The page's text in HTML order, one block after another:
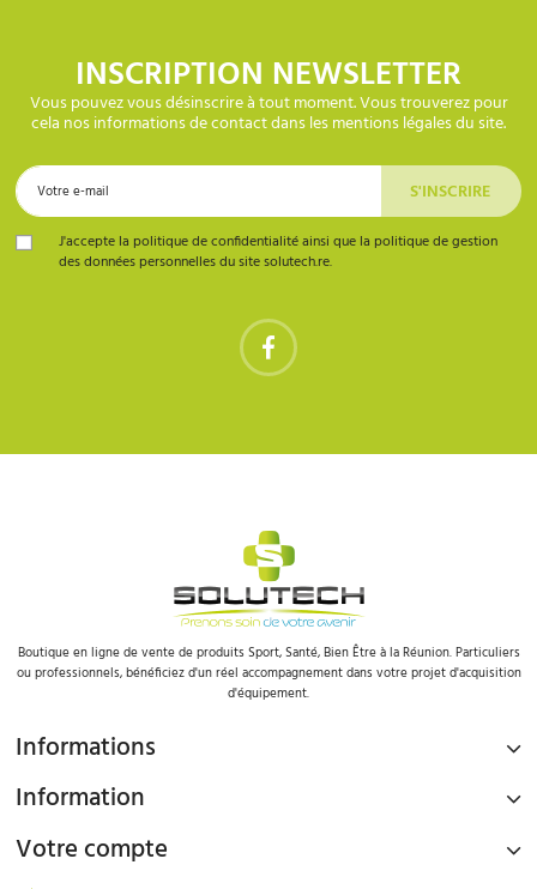
INSCRIPTION NEWSLETTER
Vous pouvez vous désinscrire à tout moment. Vous trouverez pour
cela nos informations de contact dans les mentions légales du site.
J'accepte la politique de confidentialité ainsi que la politique de gestion
des données personnelles du site solutech.re.
Boutique en ligne de vente de produits Sport, Santé, Bien Être à la Réunion. Particuliers
ou professionnels, bénéficiez d'un réel accompagnement dans votre projet d'acquisition
d'équipement.
Informations
Information
Votre compte